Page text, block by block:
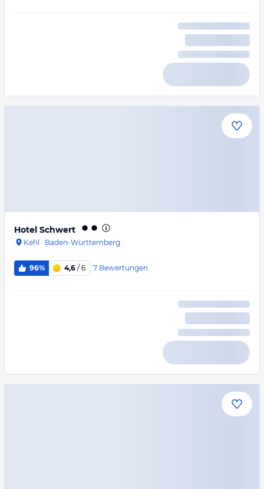
Hotel Schwert
Kehl · Baden-Württemberg
96% 4,6 / 6 7 Bewertungen